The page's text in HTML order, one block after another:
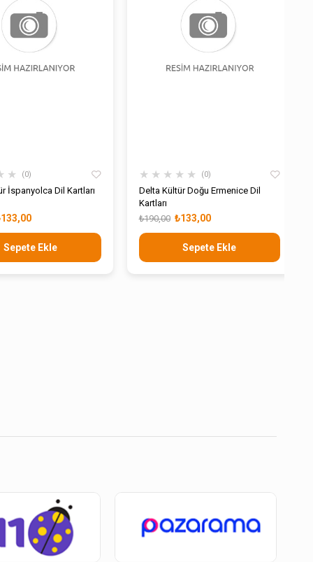
★ 0
İspanyolca Dil Kartları
Sepete Ekle
★ ★ ★ ★ ★ 0
Delta Kültür Doğu Ermenice Dil
Kartları
₺133,00
₺190,00
Sepete Ekle